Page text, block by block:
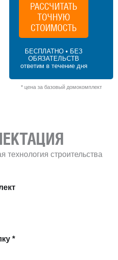
РАССЧИТАТЬ
ТОЧНУЮ
СТОИМОСТЬ
БЕСПЛАТНО • БЕЗ
ОБЯЗАТЕЛЬСТВ
ответим в течение дня
* цена за базовый домокомплект
технология строительства
*